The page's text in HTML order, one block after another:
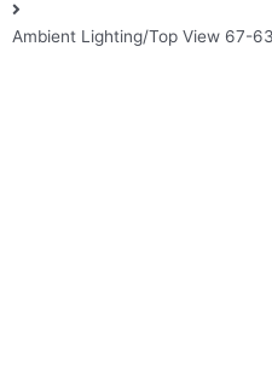
Ambient Lighting/Top View 67-